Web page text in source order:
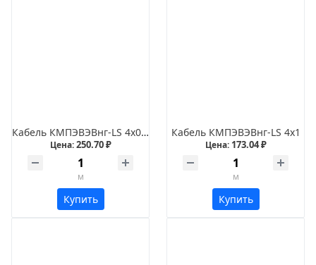
Кабель КМПЭВЭВнг-LS 4х0,75
Цена:250.70 ₽
м
Купить
Кабель КМПЭВЭВнг-LS 4х1
Цена: 173.04 ₽
м
Купить